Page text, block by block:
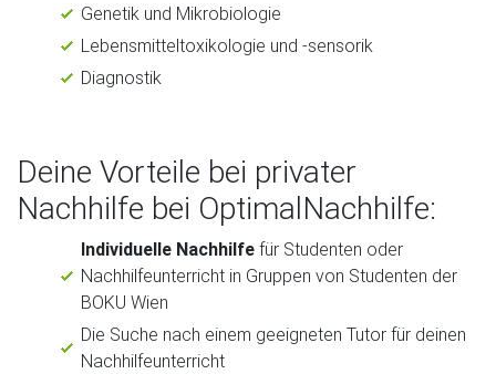
Genetik und Mikrobiologie
Lebensmitteltoxikologie und -sensorik
Diagnostik
Deine Vorteile bei privater
Nachhilfe bei OptimalNachhilfe:
Individuelle Nachhilfe für Studenten oder
Nachhilfeunterricht in Gruppen von Studenten der
BOKU Wien
Die Suche nach einem geeigneten Tutor für deinen
Nachhilfeunterricht